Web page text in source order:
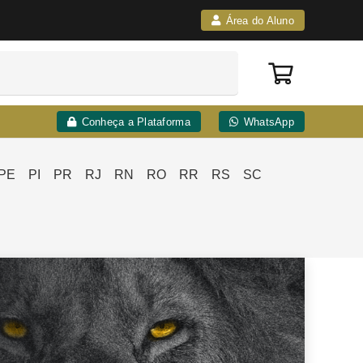
Área do Aluno
Conheça a Plataforma WhatsApp
PI PR RJ RN RO RR RS SC